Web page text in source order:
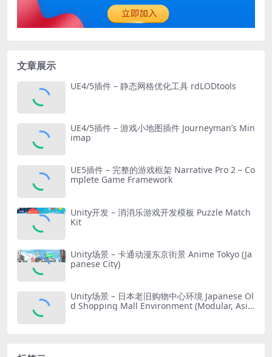
文章展示
UE4/5插件 – 静态网格优化工具 rdLODtools
UE4/5插件 – 游戏小地图插件 Journeyman’s Min
imap
UE5插件 – 完整的游戏框架 Narrative Pro 2 – Co
mplete Game Framework
Unity开发 – 消消乐游戏开发模板 Puzzle Match
Kit
Unity场景 – 卡通动漫东京街景 Anime Tokyo (Ja
panese City)
Unity场景 – 日本老旧购物中心环境 Japanese Ol
d Shopping Mall Environment (Modular, Asia